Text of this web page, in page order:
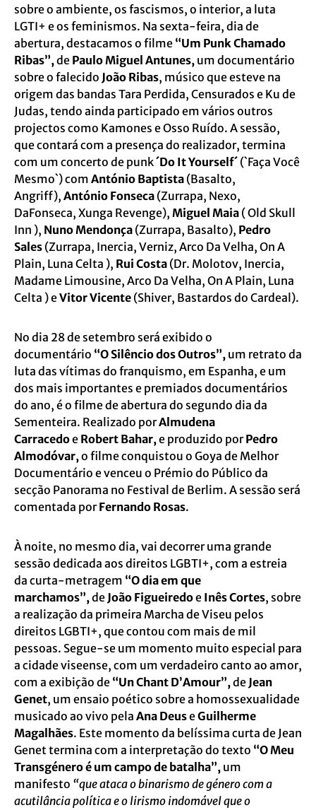
sobre o ambiente, os fascismos, o interior, a luta
LGTI+ e os feminismos. Na sexta-feira, dia de
abertura, destacamos o filme “Um Punk Chamado
Ribas”,de Paulo Miguel Antunes, um documentário
sobre o falecido João Ribas, músico que esteve na
origem das bandas Tara Perdida, Censurados e Ku de
Judas, tendo ainda participado em vários outros
projectos como Kamones e Osso Ruído. A sessão,
que contará com a presença do realizador, termina
com um concerto de punk´Do It Yourself´ (`Faça Você
Mesmo`) com António Baptista (Basalto,
Angriff), António Fonseca (Zurrapa, Nexo,
DaFonseca, Xunga Revenge), Miguel Maia ( Old Skull
Inn ), Nuno Mendonça (Zurrapa, Basalto), Pedro
Sales (Zurrapa, Inercia, Verniz, Arco Da Velha, On A
Plain, Luna Celta ), Rui Costa (Dr. Molotov, Inercia,
Madame Limousine, Arco Da Velha, On A Plain, Luna
Celta ) eVitor Vicente (Shiver, Bastardos do Cardeal).
No dia 28 de setembro será exibido o
documentário “O Silêncio dos Outros”, um retrato da
luta das vítimas do franquismo, em Espanha, e um
dos mais importantes e premiados documentários
do ano, é o filme de abertura do segundo dia da
Sementeira. Realizado porAlmudena
Carracedoe Robert Bahar,e produzido porPedro
Almodóvar,o filme conquistou o Goya de Melhor
Documentário e venceu o Prémio do Público da
secção Panorama no Festival de Berlim. A sessão será
comentada porFernando Rosas.
À noite, no mesmo dia, vai decorrer uma grande
sessão dedicada aos direitos LGBTI+, com a estreia
da curta-metragem “O dia em que
marchamos”,de João Figueiredoe Inês Cortes, sobre
a realização da primeira Marcha de Viseu pelos
direitos LGBTI+, que contou com mais de mil
pessoas. Segue-se um momento muito especial para
a cidade viseense, com um verdadeiro canto ao amor,
com a exibição de “Un Chant D’Amour”,de Jean
Genet, um ensaio poético sobre a homossexualidade
musicado ao vivo pela Ana DeuseGuilherme
Magalhães. Este momento da belíssima curta de Jean
Genet termina com a interpretação do texto “O Meu
Transgénero é um campo de batalha”, um
manifesto “que ataca o binarismo de género com a
acutilância política e o lirismo indomável que o